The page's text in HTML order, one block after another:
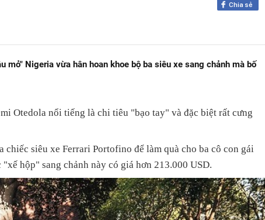
Chia sẻ
mỏ" Nigeria vừa hân hoan khoe bộ ba siêu xe sang chảnh mà bố
Otedola nổi tiếng là chi tiêu "bạo tay" và đặc biệt rất cưng
chiếc siêu xe Ferrari Portofino để làm quà cho ba cô con gái
hộp" sang chảnh này có giá hơn 213.000 USD.